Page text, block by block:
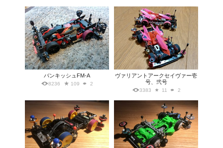
バンキッシュFM-A
8236 109 2
ヴァリアントアークセイヴァー壱
号、弐号
3383 11 2